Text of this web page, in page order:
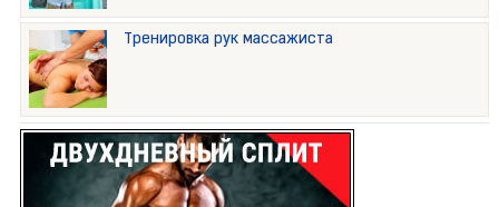
Тренировка рук массажиста